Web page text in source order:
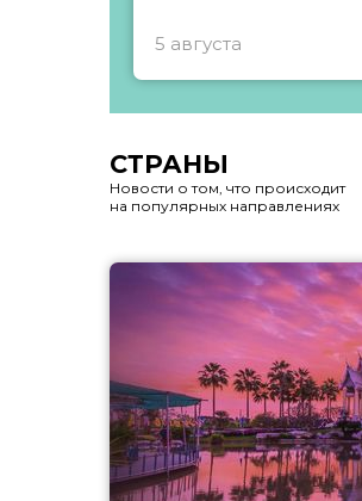
5 августа
СТРАНЫ
Новости о том, что происходит
на популярных направлениях